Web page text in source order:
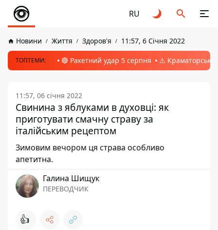
RU
Новини Життя Здоров'я 11:57, 6 Січня 2022
ТОПТЕМИ: 🔴 Ракетний удар 5 серпня ⚠️ Краматорськ,
11:57, 06 січня 2022
Свинина з яблуками в духовці: як
приготувати смачну страву за
італійським рецептом
Зимовим вечором ця страва особливо
апетитна.
Галина Шищук
ПЕРЕВОДЧИК
👍